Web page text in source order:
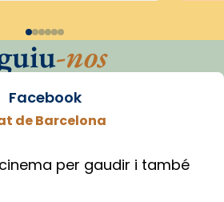
-nos
Facebook
de Barcelona
per gaudir i també